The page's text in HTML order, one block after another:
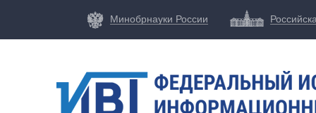
Минобрнауки России